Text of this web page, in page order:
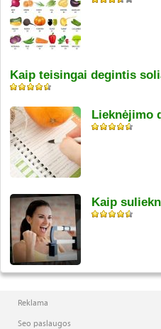
Kaip teisingai degintis
Lieknėjimo
Kaip
Reklama
Seo paslaugos